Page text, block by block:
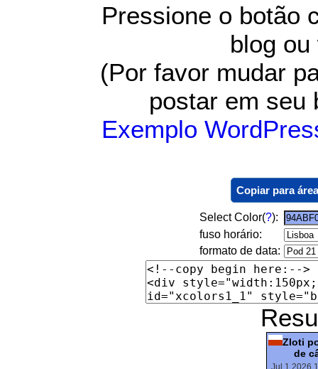
Pressione o botão
blog
(Por favor mudar
postar em seu
Exemplo
Copiar para
Select Color(?):
fuso horário:
formato de data:
Zloti
de
Jul 1 2026